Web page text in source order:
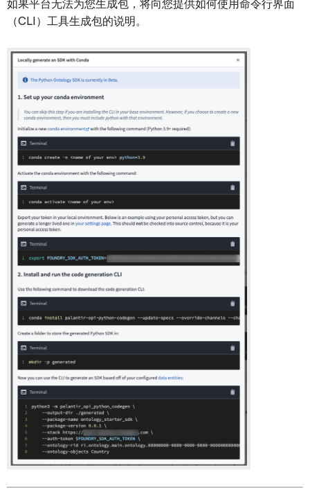
如果平台无法为您生成包，将向您提供如何使用命令行界面
（CLI）工具生成包的说明。